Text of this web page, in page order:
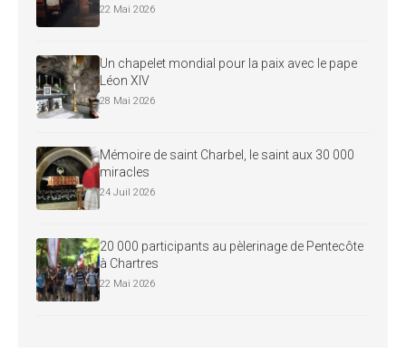
22 Mai 2026
Un chapelet mondial pour la paix avec le pape
Léon XIV
28 Mai 2026
Mémoire de saint Charbel, le saint aux 30 000
miracles
24 Juil 2026
20 000 participants au pèlerinage de Pentecôte
à Chartres
22 Mai 2026